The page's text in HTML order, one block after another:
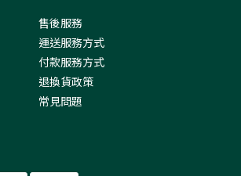
售後服務
運送服務方式
付款服務方式
退換貨政策
常見問題